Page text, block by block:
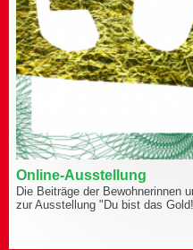
Online-Ausstellung
Die Beiträge der Bewohnerinnen
zur Ausstellung "Du bist das